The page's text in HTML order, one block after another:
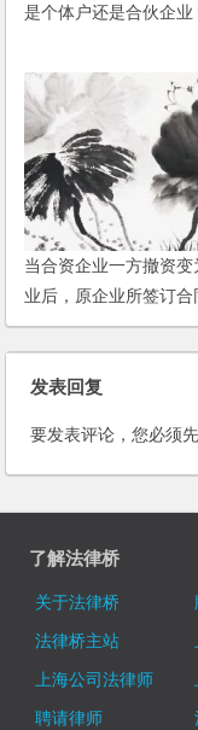
是个体户还是合伙企
当合资企业一方撤资变
业后，原企业所签订合
续有效？
发表回复
要发表评论，您必须
了解法律桥
关于法律桥
法律桥主站
上海公司法律师
聘请律师